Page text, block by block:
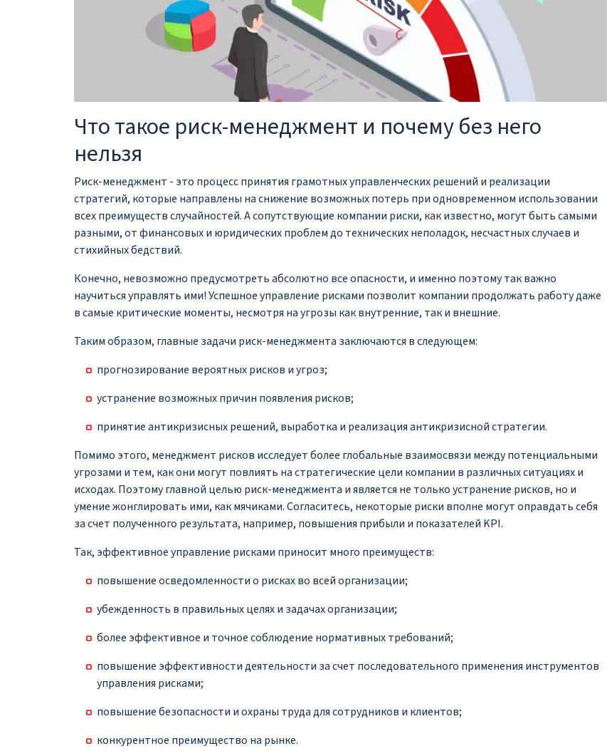
Что такое риск-менеджмент и почему без него
нельзя
Риск-менеджмент - это процесс принятия грамотных управленческих решений и реализации
стратегий, которые направлены на снижение возможных потерь при одновременном использовании
всех преимуществ случайностей. А сопутствующие компании риски, как известно, могут быть самыми
разными, от финансовых и юридических проблем до технических неполадок, несчастных случаев и
стихийных бедствий.
Конечно, невозможно предусмотреть абсолютно все опасности, и именно поэтому так важно
научиться управлять ими! Успешное управление рисками позволит компании продолжать работу даже
в самые критические моменты, несмотря на угрозы как внутренние, так и внешние.
Таким образом, главные задачи риск-менеджмента заключаются в следующем:
прогнозирование вероятных рисков и угроз;
устранение возможных причин появления рисков;
принятие антикризисных решений, выработка и реализация антикризисной стратегии.
Помимо этого, менеджмент рисков исследует более глобальные взаимосвязи между потенциальными
угрозами и тем, как они могут повлиять на стратегические цели компании в различных ситуациях и
исходах. Поэтому главной целью риск-менеджмента и является не только устранение рисков, но и
умение жонглировать ими, как мячиками. Согласитесь, некоторые риски вполне могут оправдать себя
за счет полученного результата, например, повышения прибыли и показателей KPI.
Так, эффективное управление рисками приносит много преимуществ:
повышение осведомленности о рисках во всей организации;
убежденность в правильных целях и задачах организации;
более эффективное и точное соблюдение нормативных требований;
повышение эффективности деятельности за счет последовательного применения инструментов
управления рисками;
повышение безопасности и охраны труда для сотрудников и клиентов;
конкурентное преимущество на рынке.